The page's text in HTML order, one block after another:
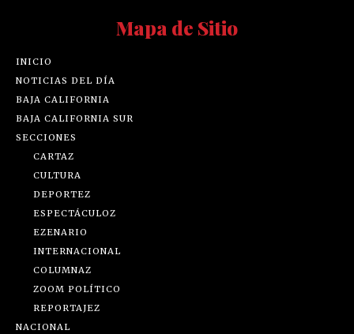
Mapa de Sitio
INICIO
NOTICIAS DEL DÍA
BAJA CALIFORNIA
BAJA CALIFORNIA SUR
SECCIONES
CARTAZ
CULTURA
DEPORTEZ
ESPECTÁCULOZ
EZENARIO
INTERNACIONAL
COLUMNAZ
ZOOM POLÍTICO
REPORTAJEZ
NACIONAL